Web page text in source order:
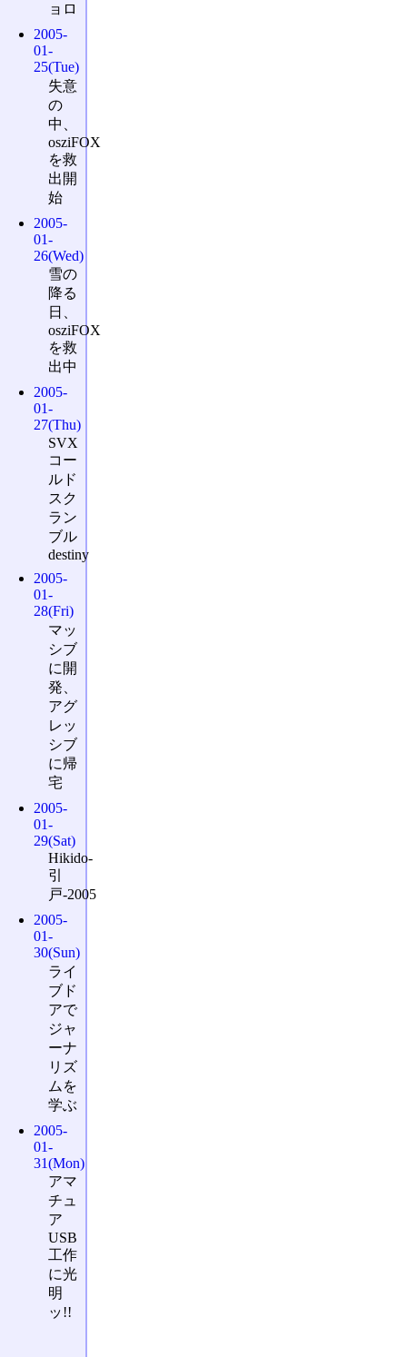
ョロ
2005-
01-
25(Tue)
失意
の
中、
osziFOX
を救
出開
始
2005-
01-
26(Wed)
雪の
降る
日、
osziFOX
を救
出中
2005-
01-
27(Thu)
SVX
コー
ルド
スク
ラン
ブル
destiny
2005-
01-
28(Fri)
マッ
シブ
に開
発、
アグ
レッ
シブ
に帰
宅
2005-
01-
29(Sat)
Hikido-
引
戸-2005
2005-
01-
30(Sun)
ライ
ブド
アで
ジャ
ーナ
リズ
ムを
学ぶ
2005-
01-
31(Mon)
アマ
チュ
ア
USB
工作
に光
明
ッ!!